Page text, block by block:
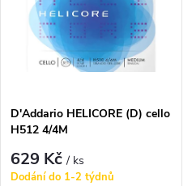
D'Addario HELICORE (D) cello
H512 4/4M
629 Kč/ ks
Dodání do 1-2 týdnů